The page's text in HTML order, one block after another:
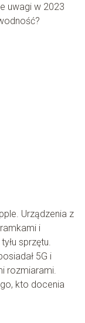
uwagi w 2023
Urządzenia z
i
sprzętu.
5G i
rozmiarami.
kto docenia